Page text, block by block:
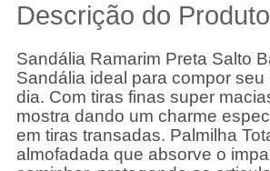
Descrição do Produto
Sandália Ramarim Preta Salto
Sandália ideal para compor seu
dia. Com tiras finas super
mostra dando um charme
em tiras transadas. Palmilha
almofadada que absorve o